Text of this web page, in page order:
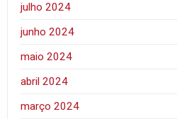
julho 2024
junho 2024
maio 2024
abril 2024
março 2024